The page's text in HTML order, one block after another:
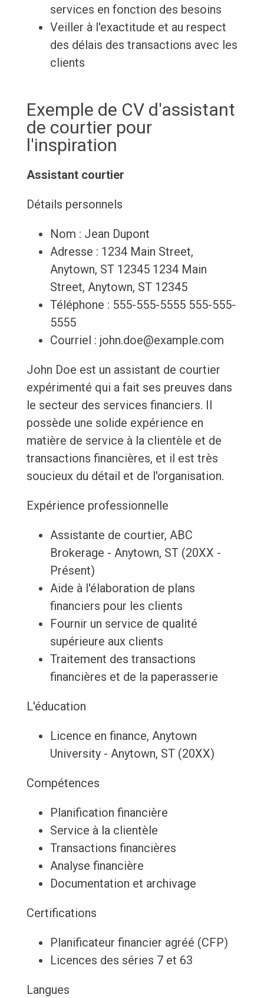
services en fonction des besoins
Veiller à l'exactitude et au respect
des délais des transactions avec les
clients
Exemple de CV d'assistant
de courtier pour
l'inspiration
Assistant courtier
Détails personnels
Nom : Jean Dupont
Adresse : 1234 Main Street,
Anytown, ST 12345 1234 Main
Street, Anytown, ST 12345
Téléphone : 555-555-5555 555-555-
5555
Courriel : john.doe@example.com
John Doe est un assistant de courtier
expérimenté qui a fait ses preuves dans
le secteur des services financiers. Il
possède une solide expérience en
matière de service à la clientèle et de
transactions financières, et il est très
soucieux du détail et de l'organisation.
Expérience professionnelle
Assistante de courtier, ABC
Brokerage - Anytown, ST (20XX -
Présent)
Aide à l'élaboration de plans
financiers pour les clients
Fournir un service de qualité
supérieure aux clients
Traitement des transactions
financières et de la paperasserie
L'éducation
Licence en finance, Anytown
University - Anytown, ST (20XX)
Compétences
Planification financière
Service à la clientèle
Transactions financières
Analyse financière
Documentation et archivage
Certifications
Planificateur financier agréé (CFP)
Licences des séries 7 et 63
Langues